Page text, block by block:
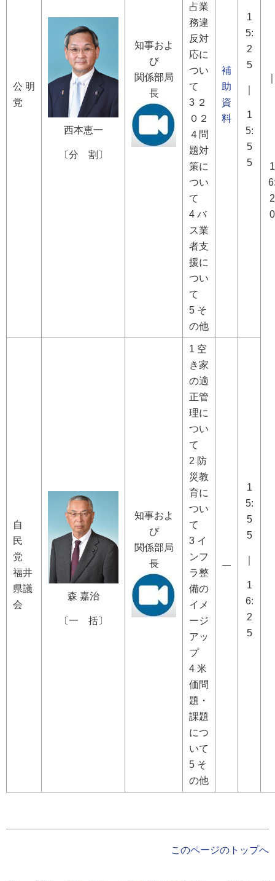
1
2
0
公 明
党
西本恵一
〔分 割〕
知事およ
び
関係部局
長
占業
務違
反対
応に
つい
て
3 ２
０２
４問
題対
策に
つい
て
4 バ
ス業
者支
援に
つい
て
5 そ
の他
補
助
資
料
1
5:
2
5
1
5:
5
5
自
民
党
福井
県議
会
森 嘉治
〔一 括〕
知事およ
び
関係部局
長
1 空
き家
の適
正管
理に
つい
て
2 防
災教
育に
つい
て
3 イ
ンフ
ラ整
備の
イメ
ージ
アッ
プ
4 米
価問
題・
課題
につ
いて
5 そ
の他
―
1
5:
5
5
1
6:
2
5
このページのトップへ